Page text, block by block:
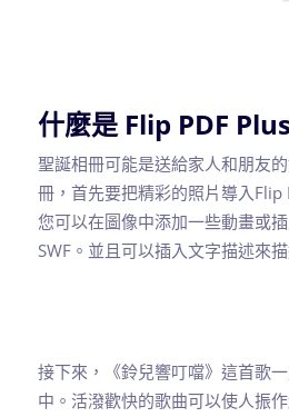
什麼是 Flip PDF
聖誕相冊可能是送給家人和朋友
冊，首先要把精彩的照片導入Flip
您可以在圖像中添加一些動畫或
SWF。並且可以插入文字描述來
接下來，《鈴兒響叮噹》這首歌
中。活潑歡快的歌曲可以使人振